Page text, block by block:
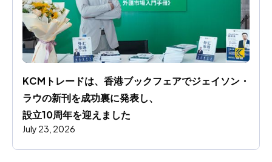
KCMトレードは、香港ブックフェアでジェイソン・
ラウの新刊を成功裏に発表し、
設立10周年を迎えました
July 23, 2026